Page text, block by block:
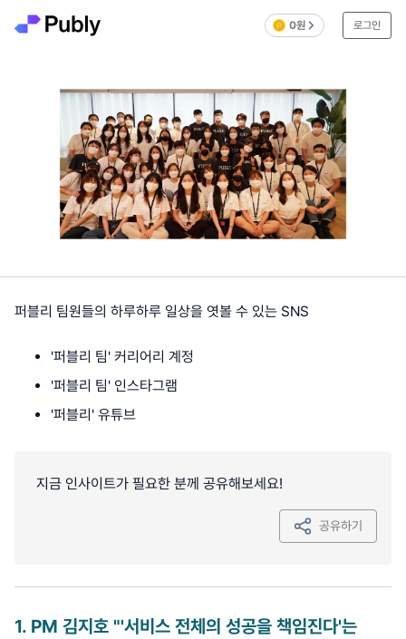
0원 로그인
퍼블리 팀원들의 하루하루 일상을 엿볼 수 있는 SNS
'퍼블리 팀' 커리어리 계정
'퍼블리 팀' 인스타그램
'퍼블리' 유튜브
지금 인사이트가 필요한 분께 공유해보세요!
공유하기
1. PM 김지호 "'서비스 전체의 성공을 책임진다'는